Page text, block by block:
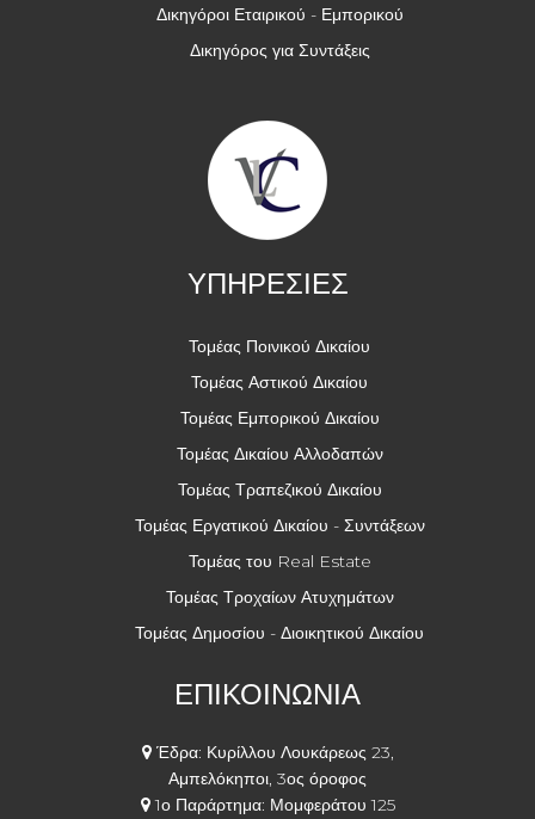
Δικηγόροι Εταιρικού - Εμπορικού
Δικηγόρος για Συντάξεις
ΥΠΗΡΕΣΙΕΣ
Τομέας Ποινικού Δικαίου
Τομέας Αστικού Δικαίου
Τομέας Εμπορικού Δικαίου
Τομέας Δικαίου Αλλοδαπών
Τομέας Τραπεζικού Δικαίου
Τομέας Εργατικού Δικαίου - Συντάξεων
Τομέας του Real Estate
Τομέας Τροχαίων Ατυχημάτων
Τομέας Δημοσίου - Διοικητικού Δικαίου
ΕΠΙΚΟΙΝΩΝΙΑ
Έδρα: Κυρίλλου Λουκάρεως 23,
Αμπελόκηποι, 3ος όροφος
1ο Παράρτημα: Μομφεράτου 125